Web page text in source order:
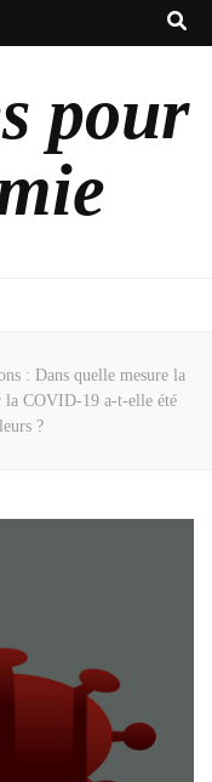
pour
: Dans quelle mesure la
la COVID-19 a-t-elle été
?